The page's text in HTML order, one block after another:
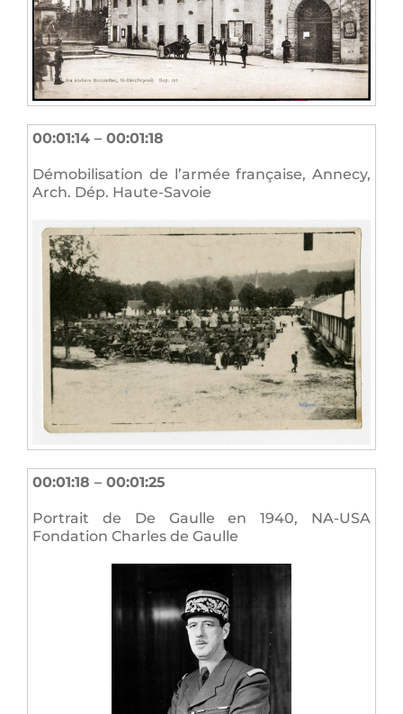
00:01:14 – 00:01:18
Démobilisation de l’armée française, Annecy,
Arch. Dép. Haute-Savoie
00:01:18 – 00:01:25
Portrait de De Gaulle en 1940, NA-USA
Fondation Charles de Gaulle